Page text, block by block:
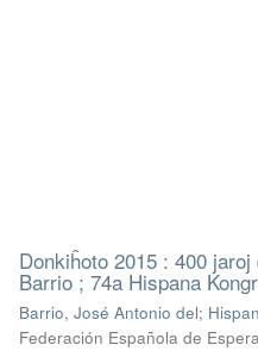
Donkiĥoto 2015 : 400
Barrio ; 74a Hispana
Barrio, José Antonio del;
Federación Española de